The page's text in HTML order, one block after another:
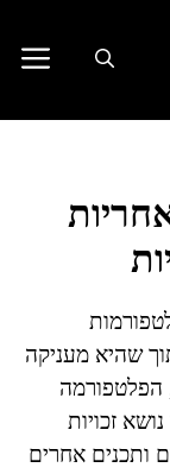
שהיא מעניקה
הפלטפורמה
זכויות
ותכנים אחרים